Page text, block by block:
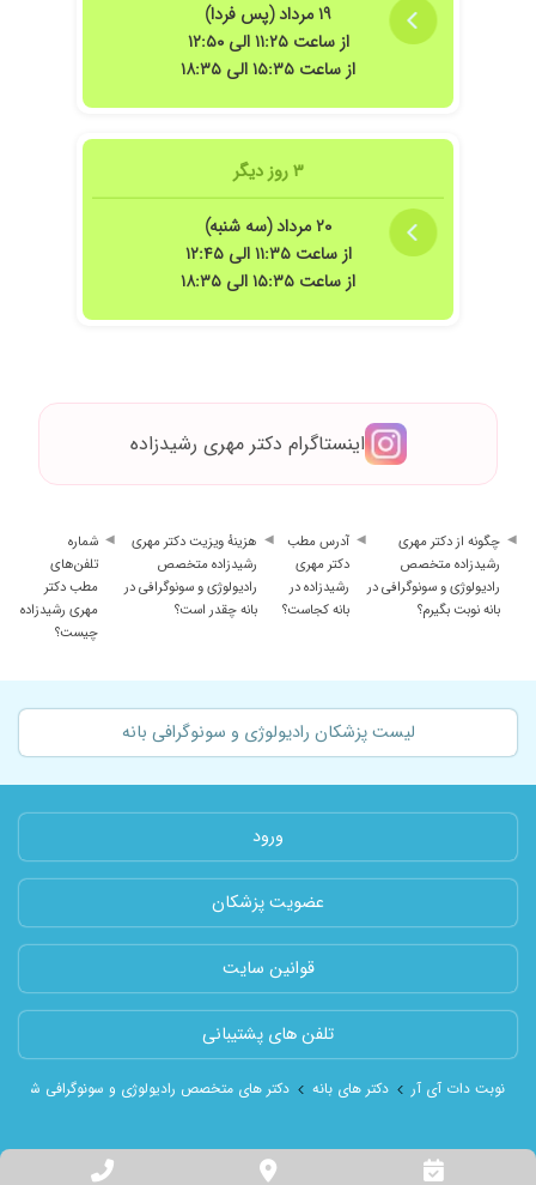
۱۹ مرداد (پس فردا)
از ساعت ۱۱:۲۵ الی ۱۲:۵۰
از ساعت ۱۵:۳۵ الی ۱۸:۳۵
۳ روز دیگر
۲۰ مرداد (سه شنبه)
از ساعت ۱۱:۳۵ الی ۱۲:۴۵
از ساعت ۱۵:۳۵ الی ۱۸:۳۵
اینستاگرام دکتر مهری رشیدزاده
چگونه از دکتر مهری
رشیدزاده متخصص
رادیولوژی و سونوگرافی در
بانه نوبت بگیرم؟
آدرس مطب
دکتر مهری
رشیدزاده در
بانه کجاست؟
هزینهٔ ویزیت دکتر مهری
رشیدزاده متخصص
رادیولوژی و سونوگرافی در
بانه چقدر است؟
شماره
تلفن‌های
مطب دکتر
مهری رشیدزاده
چیست؟
لیست پزشکان رادیولوژی و سونوگرافی بانه
ورود
عضویت پزشکان
قوانین سایت
تلفن های پشتیبانی
نوبت دات آی آر دکتر های بانه دکتر های متخصص رادیولوژی و سونوگرافی شهر